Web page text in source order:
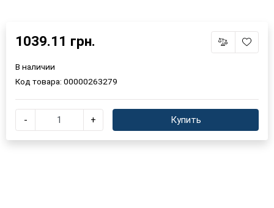
Выберите язык магазина ×
1039.11 грн.
В наличии
Код товара: 00000263279
- + Купить